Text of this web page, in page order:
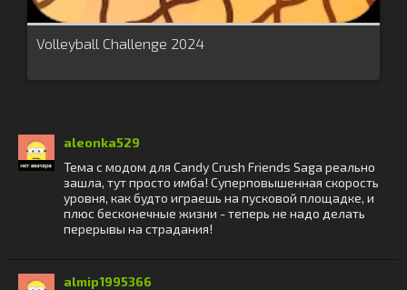
Volleyball Challenge 2024
aleonka529
Тема с модом для Candy Crush Friends Saga реально
зашла, тут просто имба! Суперповышенная скорость
уровня, как будто играешь на пусковой площадке, и
плюс бесконечные жизни - теперь не надо делать
перерывы на страдания!
almip1995366